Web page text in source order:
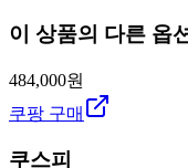
이 상품의 다른 옵션
484,000원
쿠팡 구매
쿠스피